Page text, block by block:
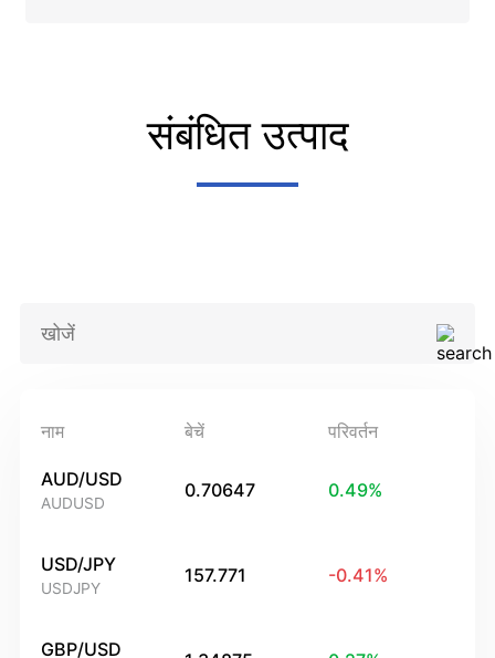
संबंधित उत्पाद
नाम बेचें परिवर्तन
AUD/USD
AUDUSD
0.70647 0.49%
USD/JPY
USDJPY
157.771 -0.41%
GBP/USD